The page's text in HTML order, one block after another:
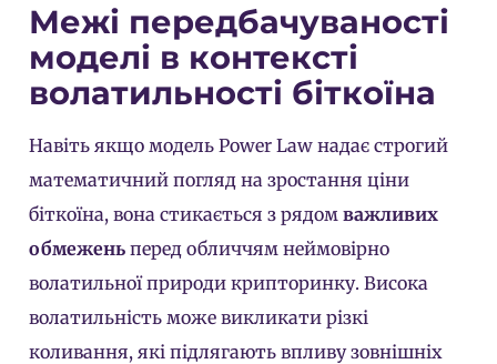
Межі передбачуваності
моделі в контексті
волатильності біткоїна
Навіть якщо модель Power Law надає строгий
математичний погляд на зростання ціни
біткоїна, вона стикається з рядом важливих
обмежень перед обличчям неймовірно
волатильної природи крипторинку. Висока
волатильність може викликати різкі
коливання, які підлягають впливу зовнішніх